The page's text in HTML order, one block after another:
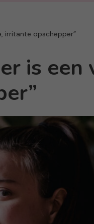
irritante opschepper”
is een